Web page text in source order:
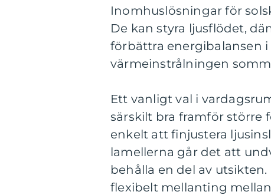
Inomhuslösningar för
De kan styra ljusflödet,
förbättra energibalansen i
värmeinstrålningen
Ett vanligt val i
särskilt bra framför större
enkelt att finjustera
lamellerna går det att
behålla en del av
flexibelt mellanting